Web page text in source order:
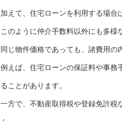
加えて、住宅ローンを利用する場合
このように仲介手数料以外にも多様
同じ物件価格であっても、諸費用の
例えば、住宅ローンの保証料や事務
ることがあります。
一方で、不動産取得税や登録免許税